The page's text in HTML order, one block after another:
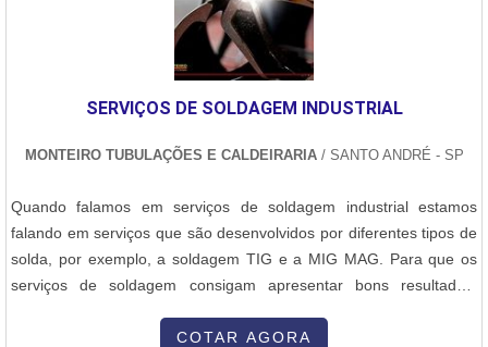
SERVIÇOS DE SOLDAGEM INDUSTRIAL
MONTEIRO TUBULAÇÕES E CALDEIRARIA/ SANTO ANDRÉ - SP
Quando falamos em serviços de soldagem industrial estamos
falando em serviços que são desenvolvidos por diferentes tipos de
solda, por exemplo, a soldagem TIG e a MIG MAG. Para que os
serviços de soldagem consigam apresentar bons resultados,
soldador,Máquinas de solda disponíveis,Posição de
COTAR AGORA